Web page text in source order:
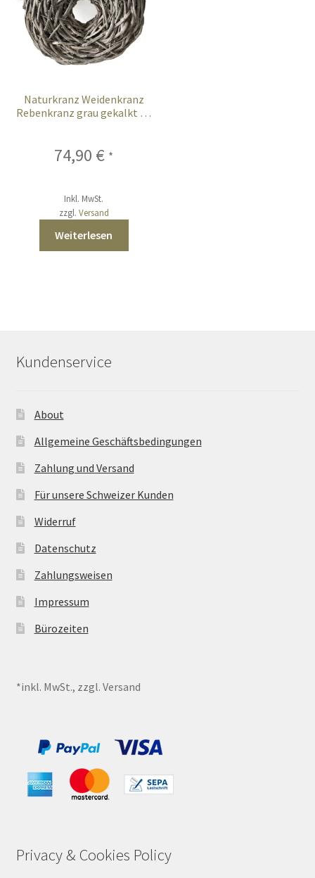
Naturkranz Weidenkranz
Rebenkranz grau gekalkt 50
74,90 € *
Inkl. MwSt.
zzgl. Versand
Weiterlesen
Kundenservice
About
Allgemeine Geschäftsbedingungen
Zahlung und Versand
Für unsere Schweizer Kunden
Widerruf
Datenschutz
Zahlungsweisen
Impressum
Bürozeiten
*inkl. MwSt., zzgl. Versand
Privacy & Cookies Policy